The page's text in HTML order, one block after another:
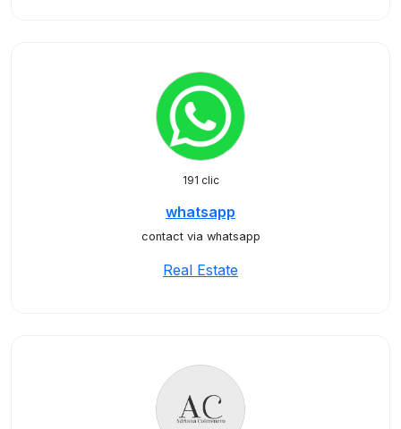
191 clic
whatsapp
contact via whatsapp
Real Estate